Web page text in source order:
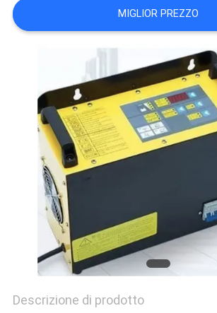
PRIVACY
MIGLIOR PREZZO
Descrizione di prodotto